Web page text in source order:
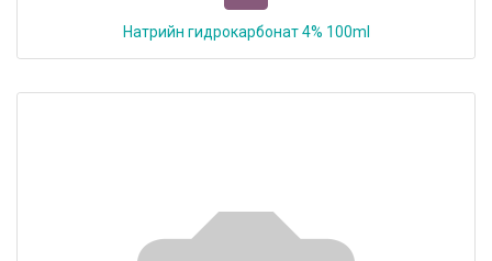
Натрийн гидрокарбонат 4% 100ml